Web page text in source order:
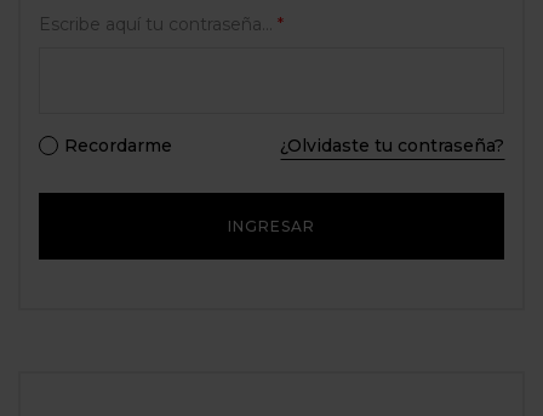
Escribe aquí tu contraseña... *
Recordarme ¿Olvidaste tu contraseña?